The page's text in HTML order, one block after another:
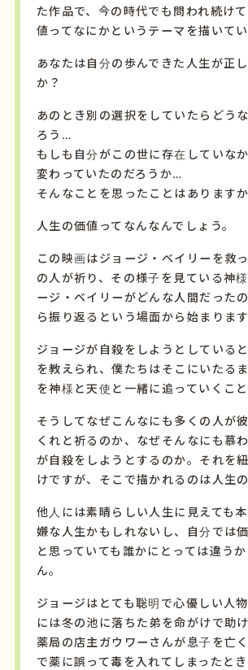
た作品で、今の時代でも問われ続け
値ってなにかというテーマを描いてい
あなたは自分の歩んできた人生が正
か？
あのとき別の選択をしていたらどう
ろう…
もしも自分がこの世に存在していな
変わっていたのだろうか…
そんなことを思ったことはありますか
人生の価値ってなんなんでしょう。
この映画はジョージ・ベイリーを救
の人が祈り、その様子を見ている神
ージ・ベイリーがどんな人間だった
ら振り返るという場面から始まります
ジョージが自殺をしようとしている
を教えられ、僕たちはそこにいたる
を神様と天使と一緒に追っていくこと
そうしてなぜこんなにも多くの人が
くれと祈るのか、なぜそんなにも慕
が自殺をしようとするのか。それを
けですが、そこで描かれるのは人生の
他人には素晴らしい人生に見えても
嫌な人生かもしれないし、自分では
と思っていても誰かにとっては違う
ん。
ジョージはとても聡明で心優しい人
には冬の池に落ちた弟を命がけで助
薬局の店主ガウワーさんが息子を亡
で薬に誤って毒を入れてしまったと